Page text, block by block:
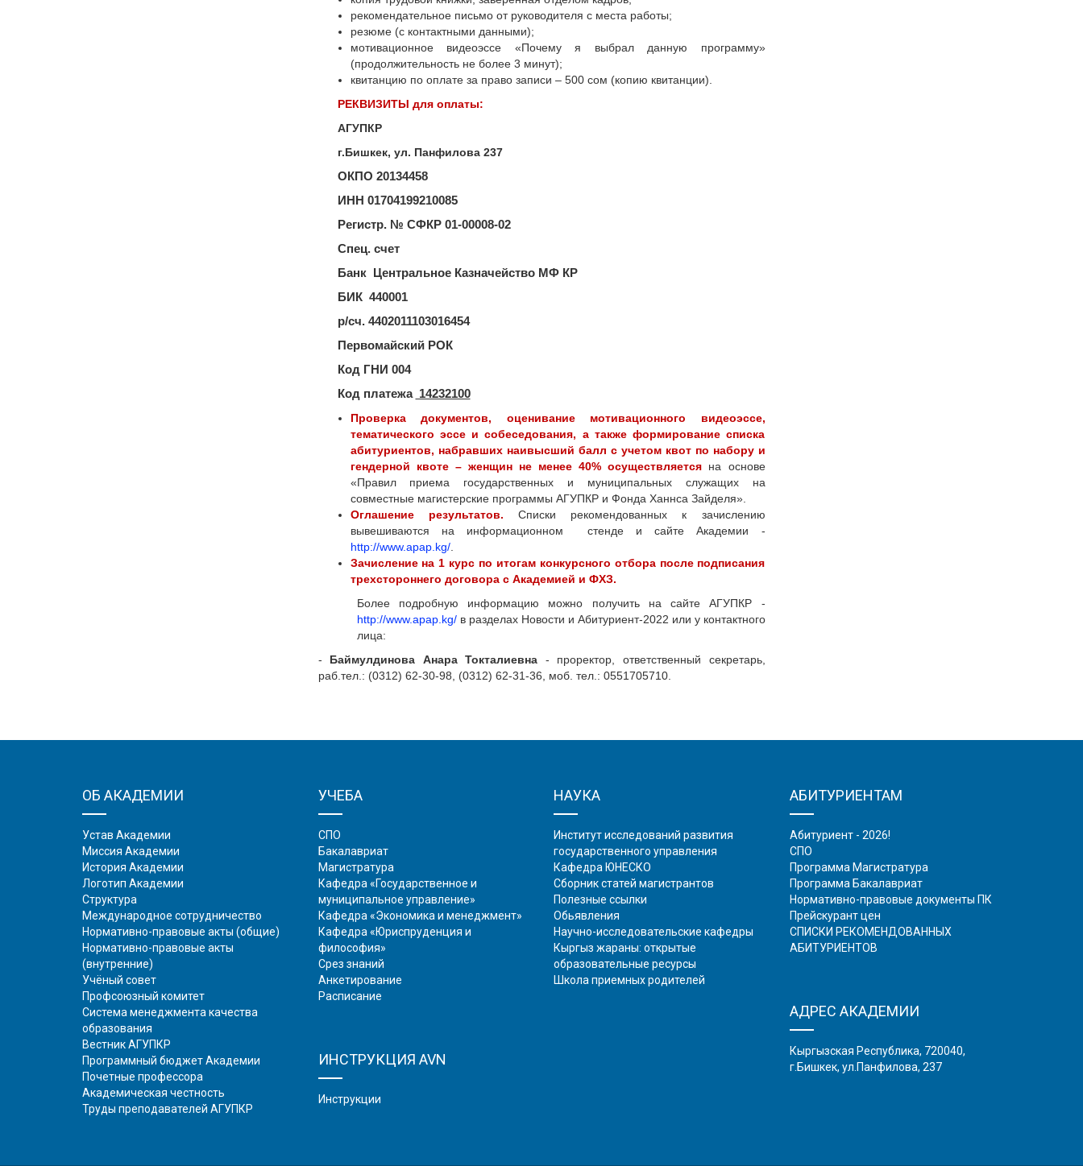
рекомендательное письмо от руководителя с места работы;
резюме (с контактными данными);
мотивационное видеоэссе «Почему я выбрал данную программу»
(продолжительность не более 3 минут);
квитанцию по оплате за право записи – 500 сом (копию квитанции).
РЕКВИЗИТЫ для оплаты:
АГУПКР
г.Бишкек, ул. Панфилова 237
ОКПО 20134458
ИНН 01704199210085
Регистр. № СФКР 01-00008-02
Спец. счет
Банк Центральное Казначейство МФ КР
БИК 440001
р/сч. 4402011103016454
Первомайский РОК
Код ГНИ 004
Код платежа 14232100
Проверка документов, оценивание мотивационного видеоэссе,
тематического эссе и собеседования, а также формирование списка
абитуриентов, набравших наивысший балл с учетом квот по набору и
гендерной квоте – женщин не менее 40% осуществляется на основе
«Правил приема государственных и муниципальных служащих на
совместные магистерские программы АГУПКР и Фонда Ханнса Зайделя».
Оглашение результатов.
Списки рекомендованных к зачислению
вывешиваются на информационном стенде и сайте Академии -
http://www.apap.kg/.
Зачисление на 1 курс по итогам конкурсного отбора после подписания
трехстороннего договора с Академией и ФХЗ.
Более подробную информацию можно получить на сайте АГУПКР -
http://www.apap.kg/в разделах Новости и Абитуриент-2022 или у контактного
лица:
- Баймулдинова Анара Токталиевна - проректор, ответственный секретарь,
раб.тел.: (0312) 62-30-98, (0312) 62-31-36, моб. тел.: 0551705710.
ОБ АКАДЕМИИ
Устав Академии
Миссия Академии
История Академии
Логотип Академии
Структура
Международное сотрудничество
Нормативно-правовые акты (общие)
Нормативно-правовые акты
(внутренние)
Учёный совет
Профсоюзный комитет
Система менеджмента качества
образования
Вестник АГУПКР
Программный бюджет Академии
Почетные профессора
Академическая честность
Труды преподавателей АГУПКР
УЧЕБА
СПО
Бакалавриат
Магистратура
Кафедра «Государственное и
муниципальное управление»
Кафедра «Экономика и менеджмент»
Кафедра «Юриспруденция и
философия»
Срез знаний
Анкетирование
Расписание
ИНСТРУКЦИЯ AVN
Инструкции
НАУКА
Институт исследований развития
государственного управления
Кафедра ЮНЕСКО
Сборник статей магистрантов
Полезные ссылки
Обьявления
Научно-исследовательские кафедры
Кыргыз жараны: открытые
образовательные ресурсы
Школа приемных родителей
АБИТУРИЕНТАМ
Абитуриент - 2026!
СПО
Программа Магистратура
Программа Бакалавриат
Нормативно-правовые документы ПК
Прейскурант цен
СПИСКИ РЕКОМЕНДОВАННЫХ
АБИТУРИЕНТОВ
АДРЕС АКАДЕМИИ
Кыргызская Республика, 720040,
г.Бишкек, ул.Панфилова, 237